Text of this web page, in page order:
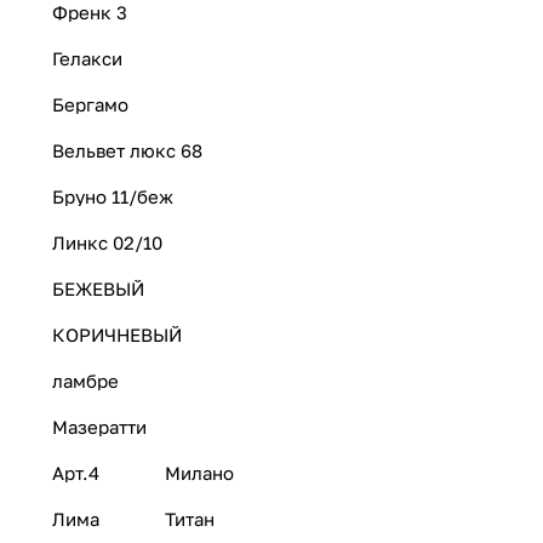
Френк 3
Гелакси
Бергамо
Вельвет люкс 68
Бруно 11/беж
Линкс 02/10
БЕЖЕВЫЙ
КОРИЧНЕВЫЙ
ламбре
Мазератти
Арт.4 Милано
Лима Титан